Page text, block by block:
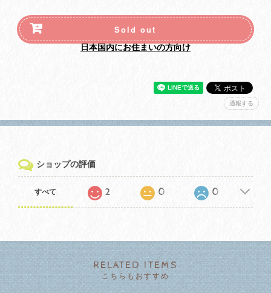
Sold out
日本国内にお住まいの方向け
通報する
ショップの評価
すべて 2 0 0
RELATED ITEMS
こちらもおすすめ